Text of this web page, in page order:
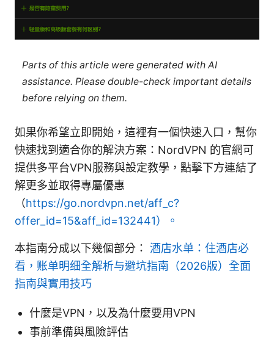
Parts of this article were generated with AI
assistance. Please double-check important details
before relying on them.
如果你希望立即開始，這裡有一個快速入口，幫你
快速找到適合你的解決方案：NordVPN 的官網可
提供多平台VPN服務與設定教學，點擊下方連結了
解更多並取得專屬優惠
（https://go.nordvpn.net/aff_c?
offer_id=15&aff_id=132441）。
本指南分成以下幾個部分： 酒店水单：住酒店必
看，账单明细全解析与避坑指南（2026版）全面
指南與實用技巧
什麼是VPN，以及為什麼要用VPN
事前準備與風險評估